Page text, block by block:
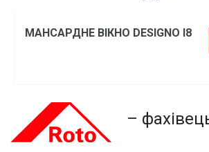
МАНСАРДНЕ ВІКНО DESIGNO I8
–